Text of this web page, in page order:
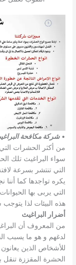
•شركة مكافحة
من أكثر الحشرات
سواء البراغيث تلك
التي تنتشر بسرعة
يكره تواجدها كما
التي يربى بها
هذه البيئات لذا
أضرار البراغيث
من المعروف أن
لدغهم و هو ما يسبب
للأشخاص الذين
الحشرة المقززة